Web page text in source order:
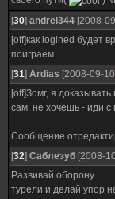
[30] andrei344 [2008-
[off]как logined будет
поиграем
[31] Ardias [2008-09-
[off]Зомг, я
сам, не хочешь - иди с
Сообщение
[32] Саблезуб [2008-
Развивай оборону
турели и делай упор